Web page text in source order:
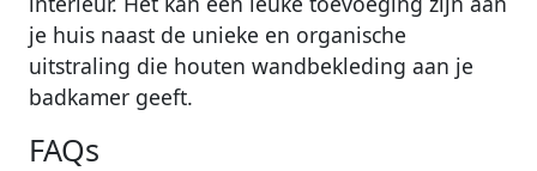
je huis naast de unieke en organische
uitstraling die houten wandbekleding aan je
badkamer geeft.
FAQs